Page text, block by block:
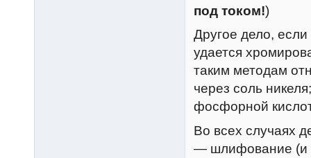
под током!)
Другое дело,
удается
таким методам
через соль
фосфорной
Во всех случаях
— шлифование (и